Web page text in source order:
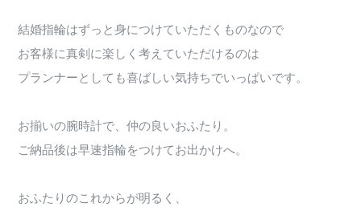
結婚指輪はずっと身につけていただくものなので
お客様に真剣に楽しく考えていただけるのは
プランナーとしても喜ばしい気持ちでいっぱいです。
お揃いの腕時計で、仲の良いおふたり。
ご納品後は早速指輪をつけてお出かけへ。
おふたりのこれからが明るく、